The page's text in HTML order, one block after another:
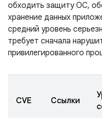
обходить защиту ОС,
хранение данных
средний уровень
требует сначала
привилегированного
CVE Ссылки